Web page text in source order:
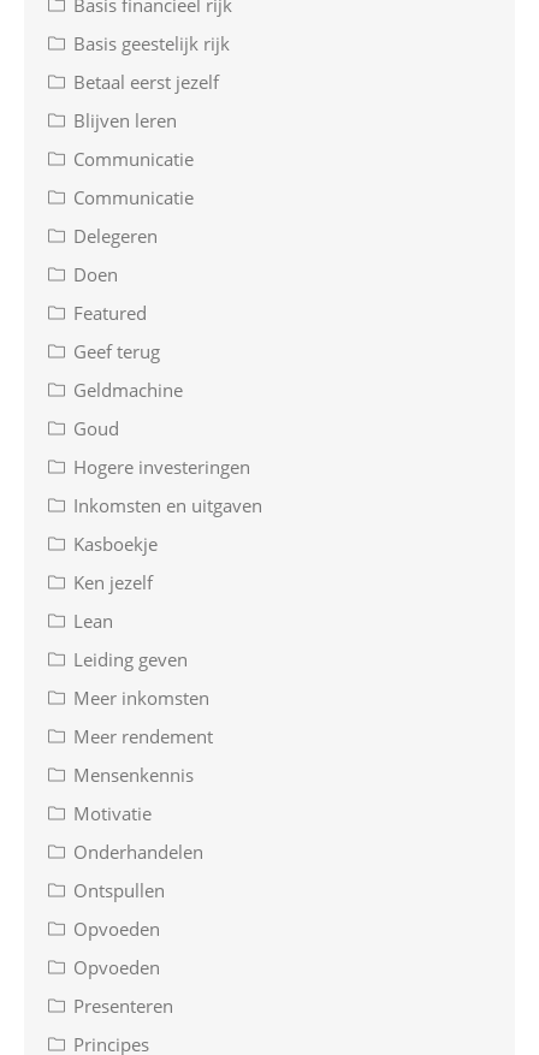
Basis geestelijk rijk
Betaal eerst jezelf
Blijven leren
Communicatie
Communicatie
Delegeren
Doen
Featured
Geef terug
Geldmachine
Goud
Hogere investeringen
Inkomsten en uitgaven
Kasboekje
Ken jezelf
Lean
Leiding geven
Meer inkomsten
Meer rendement
Mensenkennis
Motivatie
Onderhandelen
Ontspullen
Opvoeden
Opvoeden
Presenteren
Principes